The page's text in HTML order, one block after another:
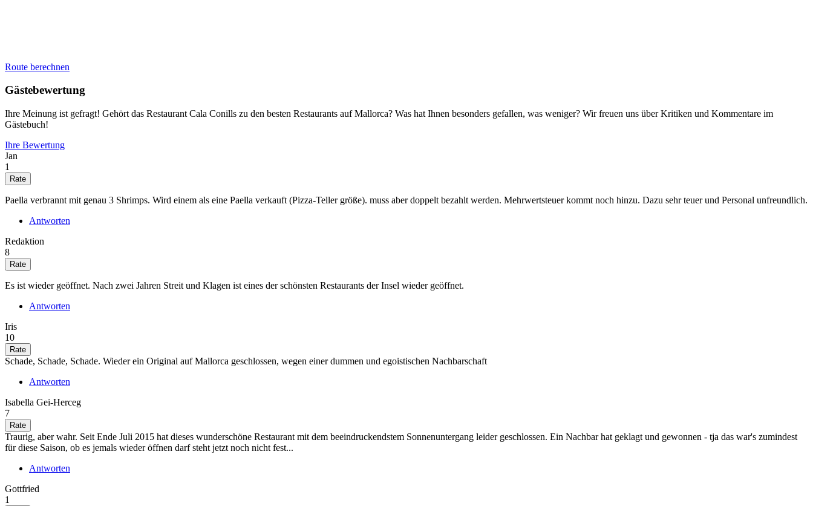
Route berechnen
Gästebewertung
Ihre Meinung ist gefragt! Gehört das Restaurant Cala Conills zu den besten Restaurants auf Mallorca? Was hat Ihnen besonders gefallen, was weniger? Wir freuen uns über Kritiken und Kommentare im
Gästebuch!
Ihre Bewertung
Jan
1
Paella verbrannt mit genau 3 Shrimps. Wird einem als eine Paella verkauft (Pizza-Teller größe). muss aber doppelt bezahlt werden. Mehrwertsteuer kommt noch hinzu. Dazu sehr teuer und Personal unfreundlich.
Antworten
Redaktion
8
Es ist wieder geöffnet. Nach zwei Jahren Streit und Klagen ist eines der schönsten Restaurants der Insel wieder geöffnet.
Antworten
Iris
10
Schade, Schade, Schade. Wieder ein Original auf Mallorca geschlossen, wegen einer dummen und egoistischen Nachbarschaft
Antworten
Isabella Gei-Herceg
7
Traurig, aber wahr. Seit Ende Juli 2015 hat dieses wunderschöne Restaurant mit dem beeindruckendstem Sonnenuntergang leider geschlossen. Ein Nachbar hat geklagt und gewonnen - tja das war's zumindest
für diese Saison, ob es jemals wieder öffnen darf steht jetzt noch nicht fest...
Antworten
Gottfried
1